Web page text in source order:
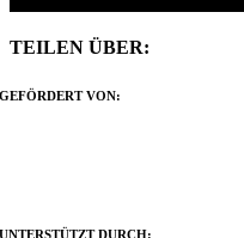
TEILEN ÜBER:
Facebook
X
Reddit
LinkedIn
WhatsApp
Tumblr
Pinterest
Vk
Xing
E-
GEFÖRDERT VON:
UNTERSTÜTZT DURCH: